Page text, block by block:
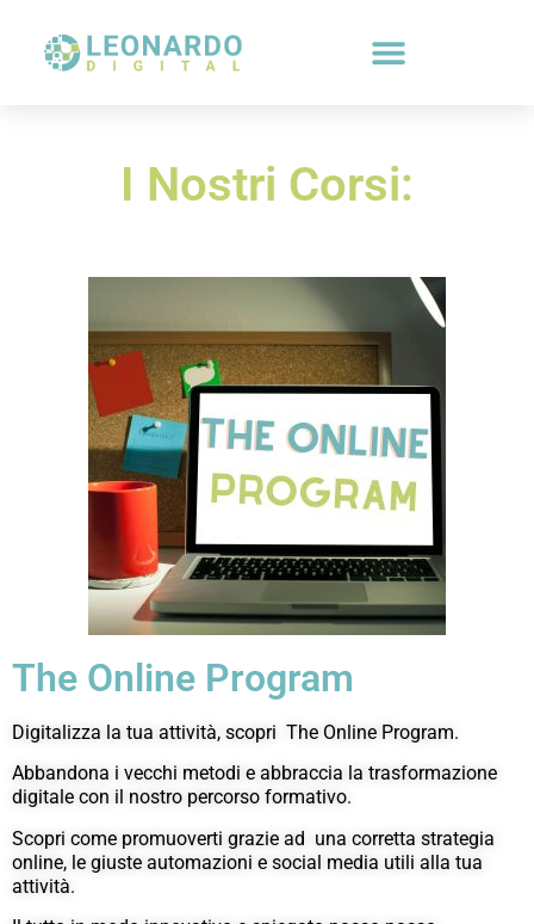
I Nostri Corsi:
The Online Program
Digitalizza la tua attività, scopri The Online Program.
Abbandona i vecchi metodi e abbraccia la trasformazione
digitale con il nostro percorso formativo.
Scopri come promuoverti grazie ad una corretta strategia
online, le giuste automazioni e social media utili alla tua
attività.